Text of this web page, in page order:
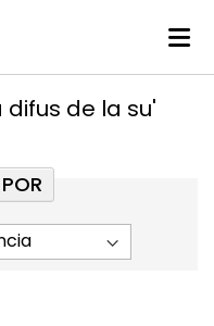
de la su'